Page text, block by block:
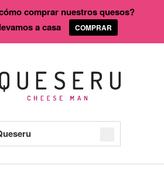
comprar nuestros quesos?
a casa
COMPRAR